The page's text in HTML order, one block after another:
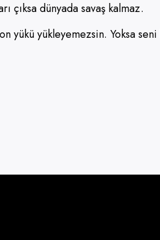
çıksa dünyada savaş kalmaz.
yükü yükleyemezsin. Yoksa